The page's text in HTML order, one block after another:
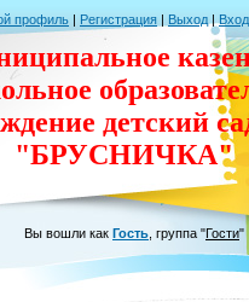
профиль | Регистрация | Выход | Вход
детский
"БРУСНИЧКА"
Вы вошли как Гость группа "Гости"